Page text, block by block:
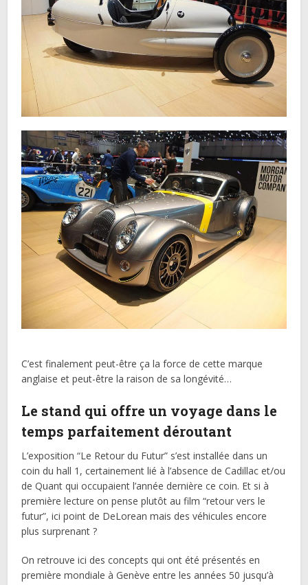
C’est finalement peut-être ça la force de cette marque
anglaise et peut-être la raison de sa longévité…
Le stand qui offre un voyage dans le
temps parfaitement déroutant
L’exposition “Le Retour du Futur” s’est installée dans un
coin du hall 1, certainement lié à l’absence de Cadillac et/ou
de Quant qui occupaient l’année dernière ce coin. Et si à
première lecture on pense plutôt au film “retour vers le
futur”, ici point de DeLorean mais des véhicules encore
plus surprenant ?
On retrouve ici des concepts qui ont été présentés en
première mondiale à Genève entre les années 50 jusqu’à